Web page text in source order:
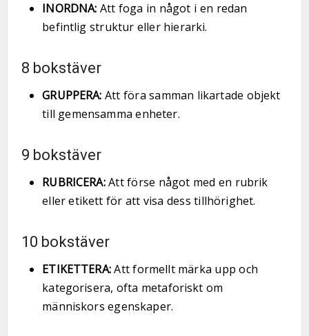
INORDNA: Att foga in något i en redan
befintlig struktur eller hierarki.
8 bokstäver
GRUPPERA: Att föra samman likartade objekt
till gemensamma enheter.
9 bokstäver
RUBRICERA:Att förse något med en rubrik
eller etikett för att visa dess tillhörighet.
10 bokstäver
ETIKETTERA:Att formellt märka upp och
kategorisera, ofta metaforiskt om
människors egenskaper.